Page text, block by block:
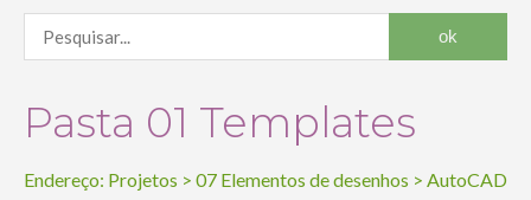
Pasta 01 Templates
Endereço: Projetos > 07 Elementos de desenhos > AutoCAD